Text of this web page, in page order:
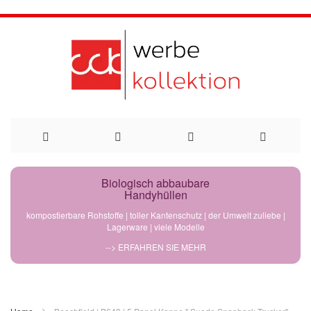
Direkt
Biologisch abbaubare
Handyhüllen
kompostierbare Rohstoffe | toller Kantenschutz | der Umwelt zuliebe |
Lagerware | viele Modelle
--> ERFAHREN SIE MEHR